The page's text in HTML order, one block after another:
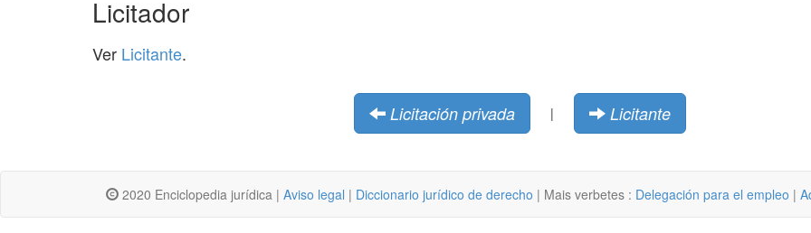
Licitador
Ver Licitante.
Licitación privada | Licitante
2020 Enciclopedia jurídica | Aviso legal | Diccionario jurídico de derecho | Mais verbetes : Delegación para el empleo |